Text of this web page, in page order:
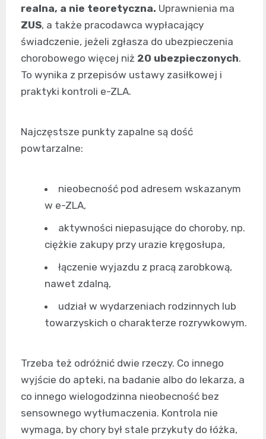
realna, a nie teoretyczna. Uprawnienia ma
ZUS, a także pracodawca wypłacający
świadczenie, jeżeli zgłasza do ubezpieczenia
chorobowego więcej niż 20 ubezpieczonych.
To wynika z przepisów ustawy zasiłkowej i
praktyki kontroli e-ZLA.
Najczęstsze punkty zapalne są dość
powtarzalne:
nieobecność pod adresem wskazanym
w e-ZLA,
aktywności niepasujące do choroby, np.
ciężkie zakupy przy urazie kręgosłupa,
łączenie wyjazdu z pracą zarobkową,
nawet zdalną,
udział w wydarzeniach rodzinnych lub
towarzyskich o charakterze rozrywkowym.
Trzeba też odróżnić dwie rzeczy. Co innego
wyjście do apteki, na badanie albo do lekarza, a
co innego wielogodzinna nieobecność bez
sensownego wytłumaczenia. Kontrola nie
wymaga, by chory był stale przykuty do łóżka,